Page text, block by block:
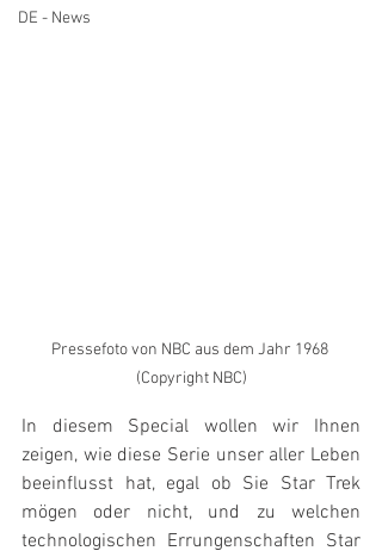
DE - News
Pressefoto von NBC aus dem Jahr 1968
(Copyright NBC)
In diesem Special wollen wir Ihnen
zeigen, wie diese Serie unser aller Leben
beeinflusst hat, egal ob Sie Star Trek
mögen oder nicht, und zu welchen
technologischen Errungenschaften Star